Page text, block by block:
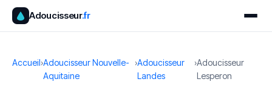
Adoucisseur.fr
Accueil›Adoucisseur Nouvelle-
Aquitaine
›Adoucisseur
Landes
›Adoucisseur
Lesperon